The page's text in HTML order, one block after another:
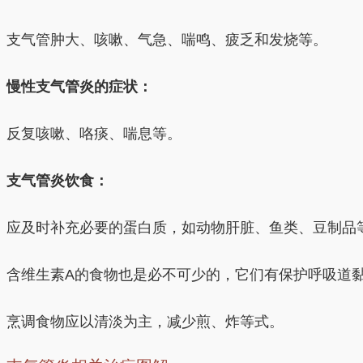
支气管肿大、咳嗽、气急、喘鸣、疲乏和发烧等。
慢性支气管炎的症状：
反复咳嗽、咯痰、喘息等。
支气管炎饮食：
应及时补充必要的蛋白质，如动物肝脏、鱼类、豆制品
含维生素A的食物也是必不可少的，它们有保护呼吸道
烹调食物应以清淡为主，减少煎、炸等式。